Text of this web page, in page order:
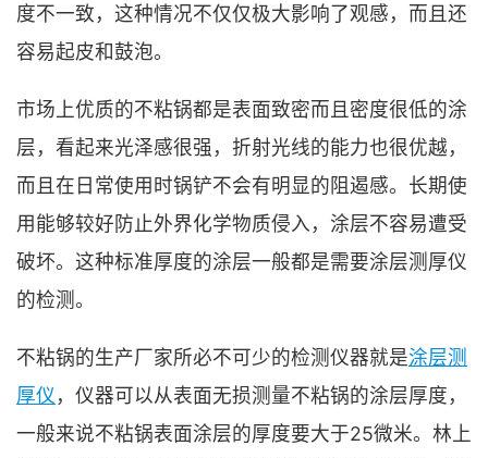
度不一致，这种情况不仅仅极大影响了观感，而且还
容易起皮和鼓泡。
市场上优质的不粘锅都是表面致密而且密度很低的涂
层，看起来光泽感很强，折射光线的能力也很优越，
而且在日常使用时锅铲不会有明显的阻遏感。长期使
用能够较好防止外界化学物质侵入，涂层不容易遭受
破坏。这种标准厚度的涂层一般都是需要涂层测厚仪
的检测。
不粘锅的生产厂家所必不可少的检测仪器就是涂层测
厚仪 ，仪器可以从表面无损测量不粘锅的涂层厚度，
一般来说不粘锅表面涂层的厚度要大于25微米。林上